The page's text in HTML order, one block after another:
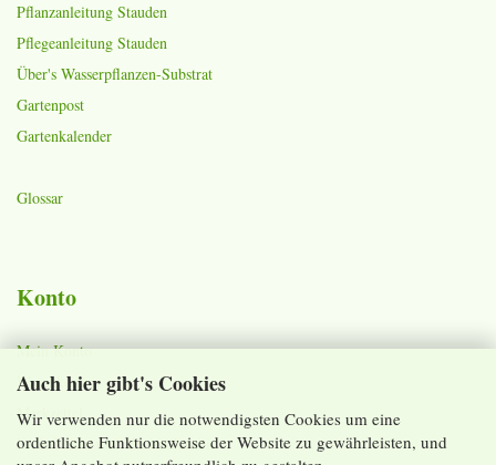
Auch hier gibt's Cookies
Wir verwenden nur die notwendigsten Cookies um eine
ordentliche Funktionsweise der Website zu gewährleisten, und
Pflanzanleitung Stauden
Pflegeanleitung Stauden
Über's Wasserpflanzen-Substrat
Gartenpost
Gartenkalender
Glossar
Konto
Mein Konto
Warenkorb
Merkzettel
Lieferzeiten und Versandkosten